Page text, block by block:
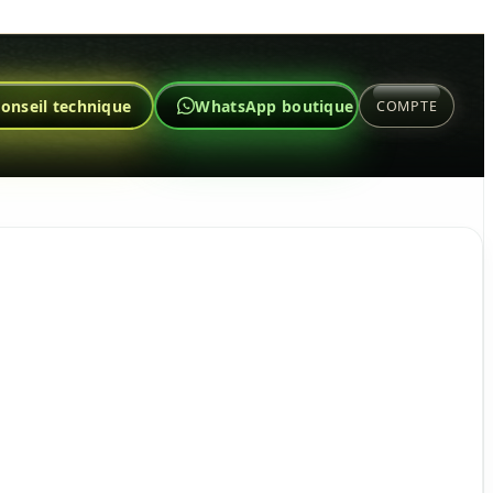
technique WhatsApp boutique COMPTE